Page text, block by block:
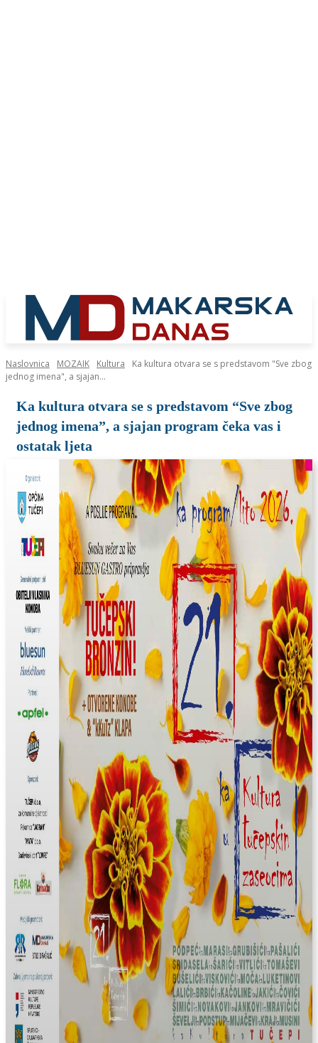
Naslovnica MOZAIK Kultura
Ka kultura otvara se s predstavom "Sve zbog
jednog imena", a sjajan...
Ka kultura otvara se s predstavom “Sve zbog
jednog imena”, a sjajan program čeka vas i
ostatak ljeta